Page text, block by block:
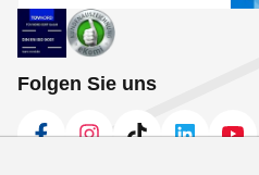
Folgen Sie uns